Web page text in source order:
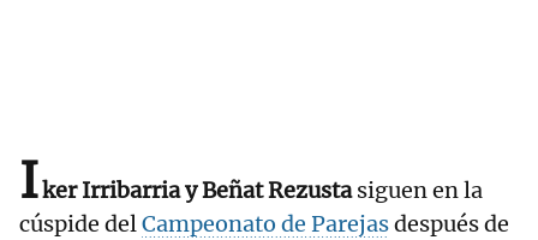
Iker Irribarria y Beñat Rezustasiguen en la
cúspide delCampeonato de Parejasdespués de